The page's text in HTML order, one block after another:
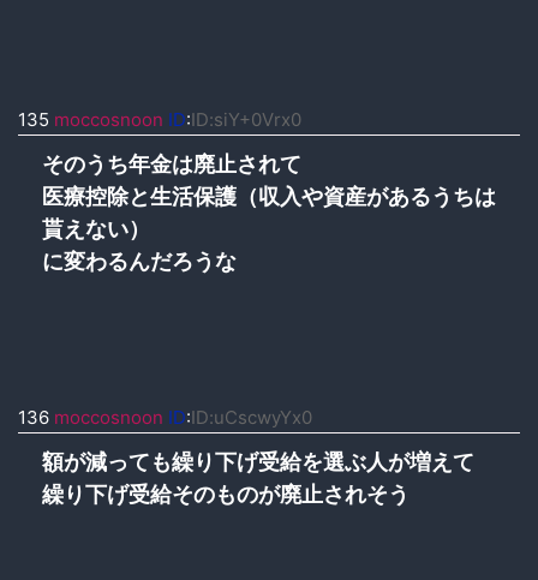
135 moccosnoon ID:ID:siY+0Vrx0
そのうち年金は廃止されて
医療控除と生活保護（収入や資産があるうちは
貰えない）
に変わるんだろうな
136 moccosnoon ID:ID:uCscwyYx0
額が減っても繰り下げ受給を選ぶ人が増えて
繰り下げ受給そのものが廃止されそう